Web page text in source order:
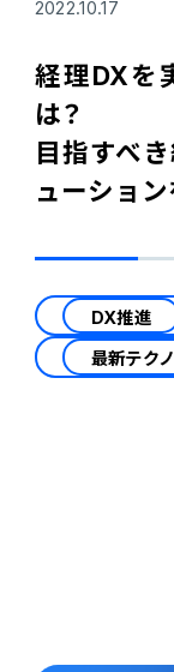
2022.10.17
経理DXを
は？
目指すべ
ューショ
DX推進
最新テク